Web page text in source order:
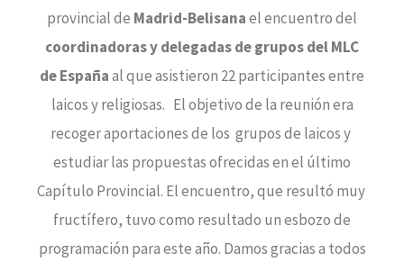
provincial de Madrid-Belisanael encuentro del
coordinadoras y delegadas de grupos del MLC
de Españaal que asistieron 22 participantes entre
laicos y religiosas. El objetivo de la reunión era
recoger aportaciones de los grupos de laicos y
estudiar las propuestas ofrecidas en el último
Capítulo Provincial. El encuentro, que resultó muy
fructífero, tuvo como resultado un esbozo de
programación para este año. Damos gracias a todos